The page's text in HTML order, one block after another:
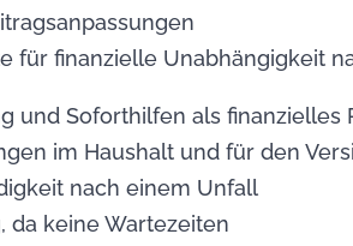
für finanzielle Unabhängigkeit
und Soforthilfen als finanzielles
im Haushalt und für den
nach einem Unfall
da keine Wartezeiten